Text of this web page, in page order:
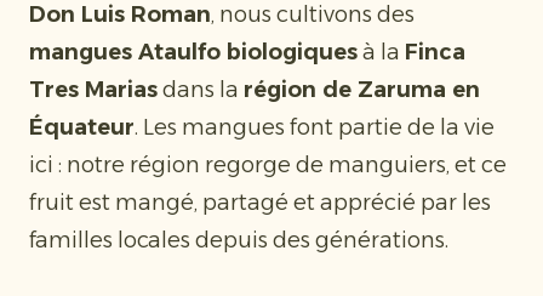
Don Luis Roman, nous cultivons des
mangues Ataulfo biologiquesà la Finca
Tres Mariasdans la région de Zaruma en
Équateur. Les mangues font partie de la vie
ici : notre région regorge de manguiers, et ce
fruit est mangé, partagé et apprécié par les
familles locales depuis des générations.